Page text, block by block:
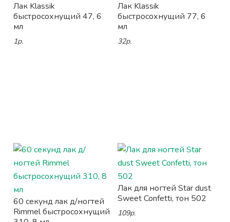
Лак Klassik
быстросохнущий 47, 6
мл
1р.
Лак Klassik
быстросохнущий 77, 6
мл
32р.
60 секунд лак д/ногтей
Rimmel быстросохнущий
Лак для ногтей Star dust
Sweet Confetti, тон 502
109р.